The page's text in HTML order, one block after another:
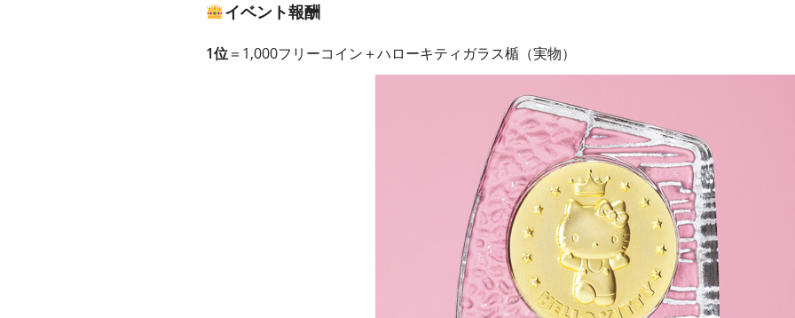
イベント報酬
1位＝1,000フリーコイン＋ハローキティガラス楯（実物）